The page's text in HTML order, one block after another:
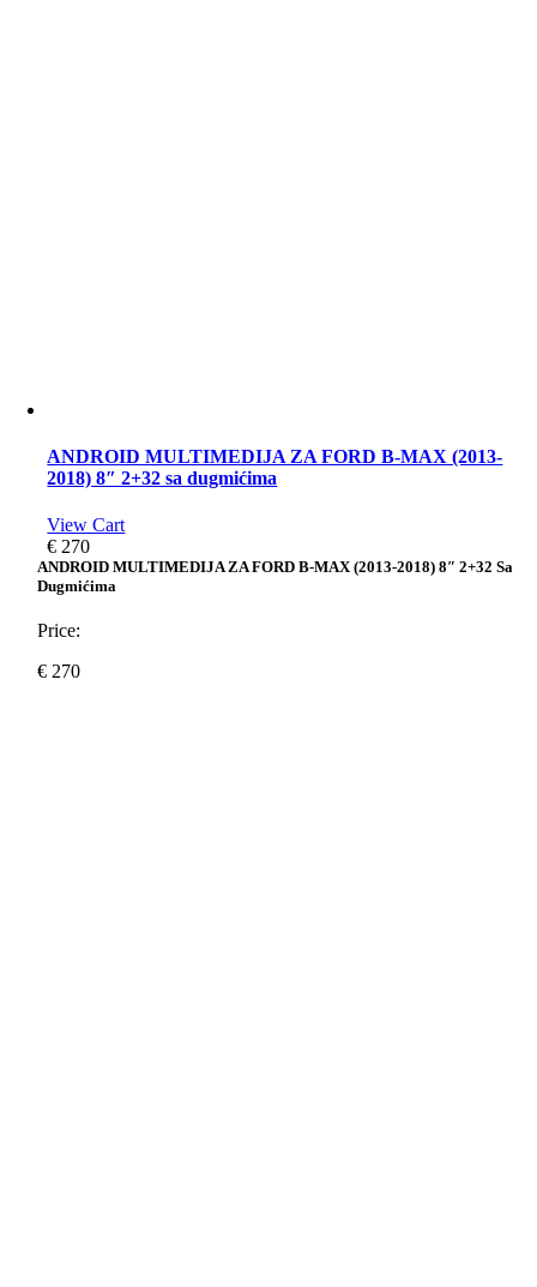
ANDROID MULTIMEDIJA ZA FORD B-MAX (2013-
2018) 8″ 2+32 sa dugmićima
View Cart
€ 270
ANDROID MULTIMEDIJA ZA FORD B-MAX (2013-2018) 8″ 2+32 Sa
Dugmićima
Price:
€ 270